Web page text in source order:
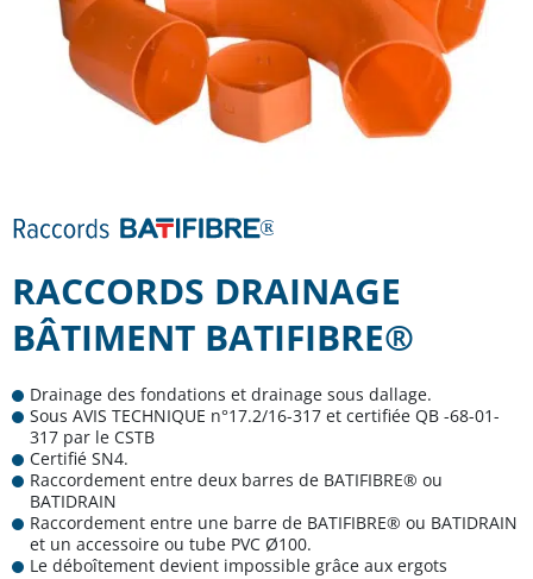
RACCORDS DRAINAGE
BÂTIMENT BATIFIBRE®
Drainage des fondations et drainage sous dallage.
Sous AVIS TECHNIQUE n°17.2/16-317 et certifiée QB -68-01-
317 par le CSTB
Certifié SN4.
Raccordement entre deux barres de BATIFIBRE® ou
BATIDRAIN
Raccordement entre une barre de BATIFIBRE® ou BATIDRAIN
et un accessoire ou tube PVC Ø100.
Le déboîtement devient impossible grâce aux ergots